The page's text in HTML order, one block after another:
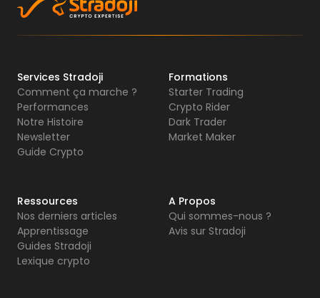
Services Stradoji
Comment ça marche ?
Performances
Notre Histoire
Newsletter
Guide Crypto
Formations
Starter Trading
Crypto Rider
Dark Trader
Market Maker
Ressources
Nos derniers articles
Apprentissage
Guides Stradoji
Lexique crypto
A Propos
Qui sommes-nous ?
Avis sur Stradoji